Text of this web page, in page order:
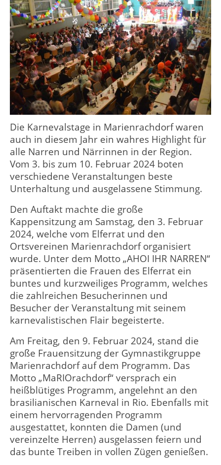
Die Karnevalstage in Marienrachdorf waren
auch in diesem Jahr ein wahres Highlight für
alle Narren und Närrinnen in der Region.
Vom 3. bis zum 10. Februar 2024 boten
verschiedene Veranstaltungen beste
Unterhaltung und ausgelassene Stimmung.
Den Auftakt machte die große
Kappensitzung am Samstag, den 3. Februar
2024, welche vom Elferrat und den
Ortsvereinen Marienrachdorf organisiert
wurde. Unter dem Motto „AHOI IHR NARREN“
präsentierten die Frauen des Elferrat ein
buntes und kurzweiliges Programm, welches
die zahlreichen Besucherinnen und
Besucher der Veranstaltung mit seinem
karnevalistischen Flair begeisterte.
Am Freitag, den 9. Februar 2024, stand die
große Frauensitzung der Gymnastikgruppe
Marienrachdorf auf dem Programm. Das
Motto „MaRIOrachdorf“ versprach ein
heißblütiges Programm, angelehnt an den
brasilianischen Karneval in Rio. Ebenfalls mit
einem hervorragenden Programm
ausgestattet, konnten die Damen (und
vereinzelte Herren) ausgelassen feiern und
das bunte Treiben in vollen Zügen genießen.